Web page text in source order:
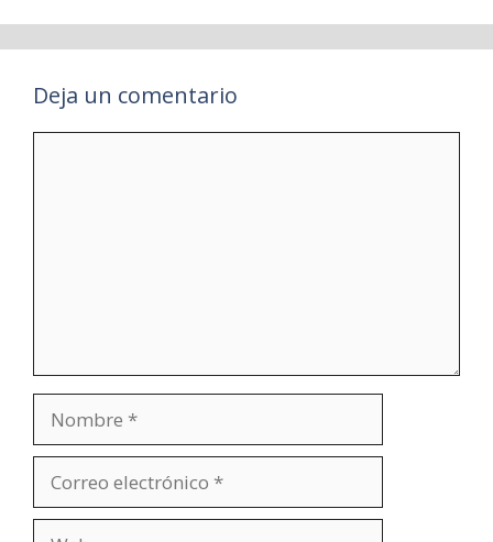
Deja un comentario
electrónico